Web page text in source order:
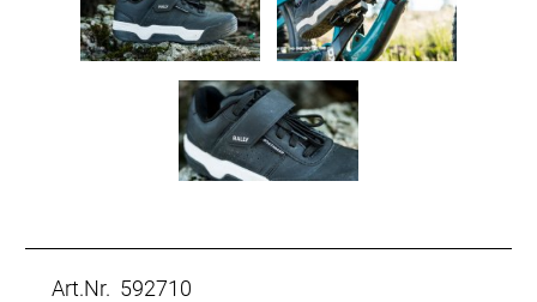
Art.Nr. 592710